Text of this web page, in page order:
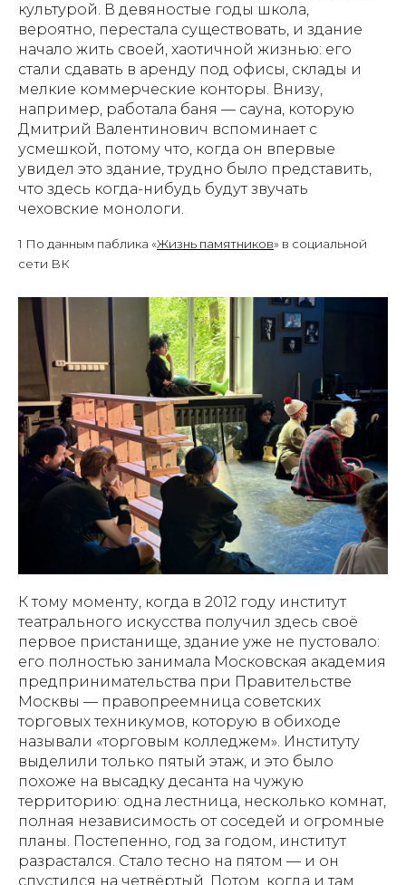
культурой. В девяностые годы школа,
вероятно, перестала существовать, и здание
начало жить своей, хаотичной жизнью: его
стали сдавать в аренду под офисы, склады и
мелкие коммерческие конторы. Внизу,
например, работала баня — сауна, которую
Дмитрий Валентинович вспоминает с
усмешкой, потому что, когда он впервые
увидел это здание, трудно было представить,
что здесь когда-нибудь будут звучать
чеховские монологи.
1 По данным паблика «Жизнь памятников» в социальной
сети ВК
К тому моменту, когда в 2012 году институт
театрального искусства получил здесь своё
первое пристанище, здание уже не пустовало:
его полностью занимала Московская академия
предпринимательства при Правительстве
Москвы — правопреемница советских
торговых техникумов, которую в обиходе
называли «торговым колледжем». Институту
выделили только пятый этаж, и это было
похоже на высадку десанта на чужую
территорию: одна лестница, несколько комнат,
полная независимость от соседей и огромные
планы. Постепенно, год за годом, институт
разрастался. Стало тесно на пятом — и он
спустился на четвёртый. Потом, когда и там